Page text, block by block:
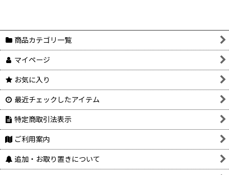
商品カテゴリ一覧
マイページ
お気に入り
最近チェックしたアイテム
特定商取引法表示
ご利用案内
追加・お取り置きについて